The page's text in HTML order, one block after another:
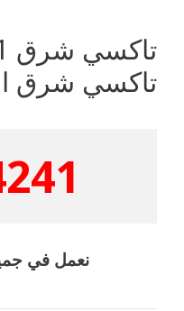
تاكسي شرق
نعمل في